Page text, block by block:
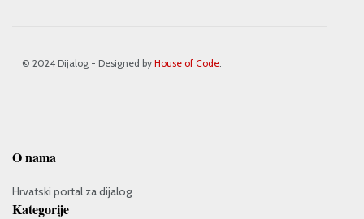
© 2024 Dijalog - Designed by House of Code
O nama
Hrvatski portal za dijalog
Kategorije